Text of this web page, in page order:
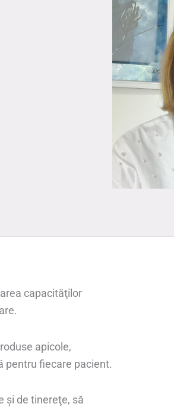
capacităţilor
apicole,
pentru fiecare pacient.
şi de tinereţe, să